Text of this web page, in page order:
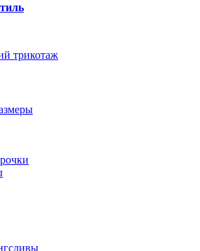
трикотаж